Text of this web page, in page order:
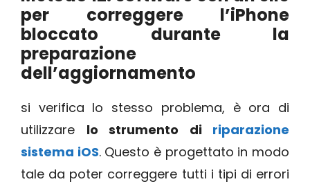
per correggere l’iPhone
bloccato durante la
preparazione
dell’aggiornamento
si verifica lo stesso problema, è ora di
utilizzare lo strumento di riparazione
sistema iOS. Questo è progettato in modo
tale da poter correggere tutti i tipi di errori